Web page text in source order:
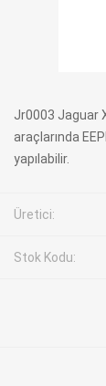
Jr0003 Jaguar
araçlarında
yapılabilir.
Üretici:
Stok Kodu: